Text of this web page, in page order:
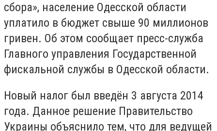
сбора», население Одесской области
уплатило в бюджет свыше 90 миллионов
гривен. Об этом сообщает пресс-служба
Главного управления Государственной
фискальной службы в Одесской области.
Новый налог был введён 3 августа 2014
года. Данное решение Правительство
Украины объяснило тем, что для ведущей